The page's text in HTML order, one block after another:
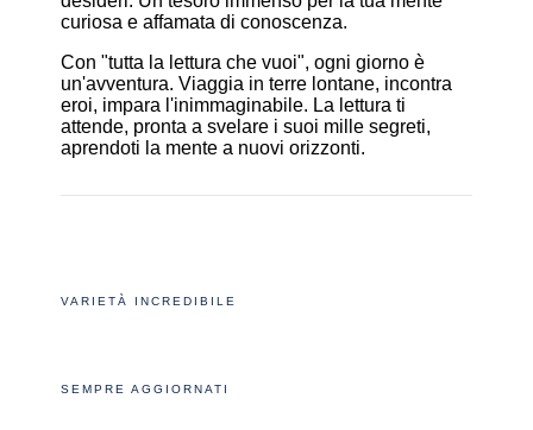
curiosa e affamata di conoscenza.
Con "tutta la lettura che vuoi", ogni giorno è
un'avventura. Viaggia in terre lontane, incontra
eroi, impara l'inimmaginabile. La lettura ti
attende, pronta a svelare i suoi mille segreti,
aprendoti la mente a nuovi orizzonti.
VARIETÀ INCREDIBILE
SEMPRE AGGIORNATI